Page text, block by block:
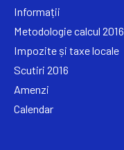
Informații
Metodologie calcul 2016
Impozite și taxe locale
Scutiri 2016
Amenzi
Calendar